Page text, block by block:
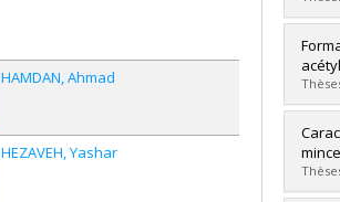
Lien
Lien
HAMDAN Ahmad
HEZAVEH Yashar